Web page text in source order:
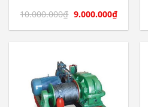
10.000.000₫ 9.000.000₫